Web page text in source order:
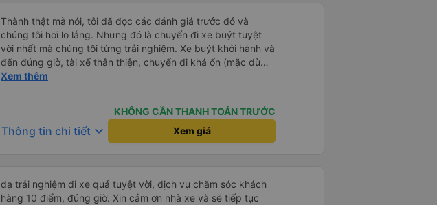
Thành thật mà nói, tôi đã đọc các đánh giá trước đó và
chúng tôi hơi lo lắng. Nhưng đó là chuyến đi xe buýt tuyệt
vời nhất mà chúng tôi từng trải nghiệm. Xe buýt khởi hành và
đến đúng giờ, tài xế thân thiện, chuyến đi khá ổn (mặc dù
vẫn hơi xóc, nhưng đó là đặc trưng của Việt Nam ^^), và chỗ
Xem thêm
KHÔNG CẦN THANH TOÁN TRƯỚC
Thông tin chi tiết keyboard_arrow_down Xem giá
dạ trải nghiệm đi xe quá tuyệt vời, dịch vụ chăm sóc khách
hàng 10 điểm, đúng giờ. Xin cảm ơn nhà xe và sẽ tiếp tục